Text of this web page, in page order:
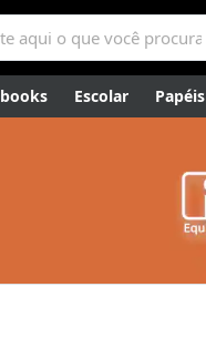
Escolar Papéis